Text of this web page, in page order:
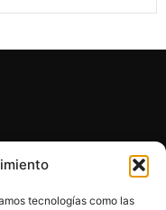
tecnologías como las